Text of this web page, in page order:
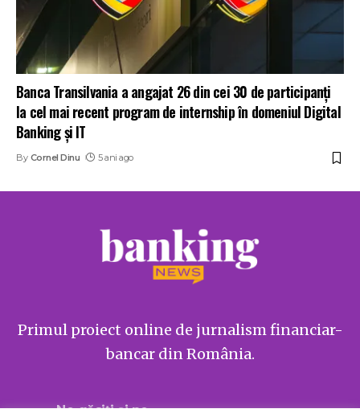
Banca Transilvania a angajat 26 din cei 30 de participanţi
la cel mai recent program de internship în domeniul Digital
Banking și IT
By Cornel Dinu 5 ani ago
Primul proiect online de jurnalism financiar-
bancar din România.